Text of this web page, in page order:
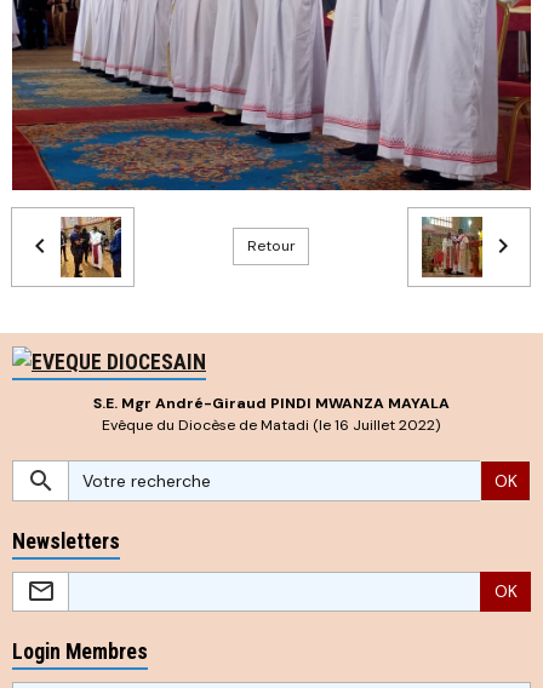
Retour
S.E. Mgr André-Giraud PINDI MWANZA MAYALA
Evêque du Diocèse de Matadi (le 16 Juillet 2022)
OK
Newsletters
OK
Login Membres